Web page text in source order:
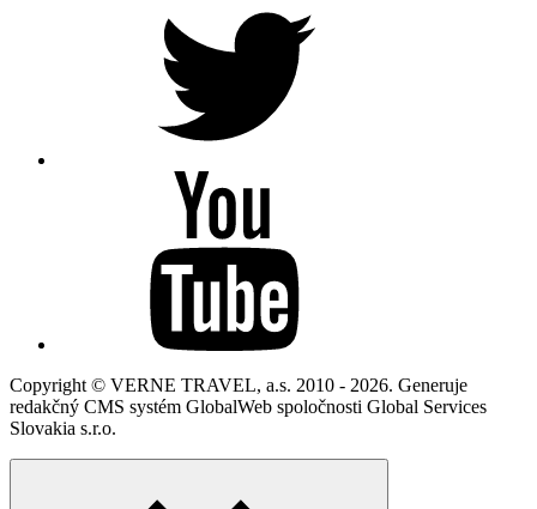
Copyright © VERNE TRAVEL, a.s. 2010 - 2026. Generuje
redakčný CMS systém GlobalWeb spoločnosti Global Services
Slovakia s.r.o.